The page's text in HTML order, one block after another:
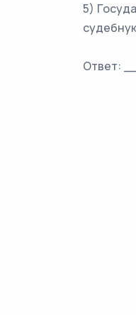
5)
Ответ: